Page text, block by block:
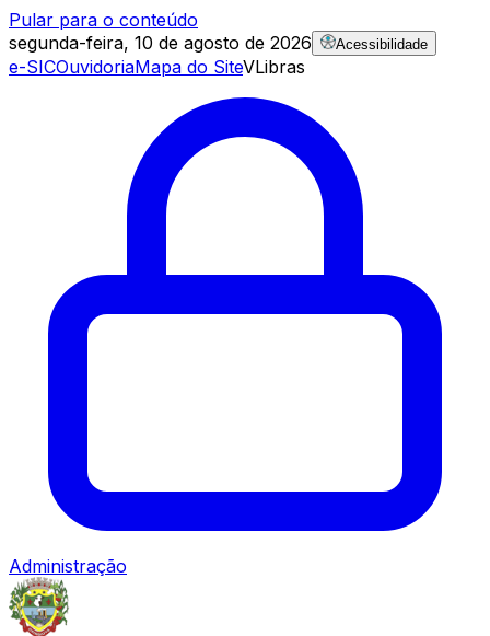
Pular para o conteúdo
segunda-feira, 10 de agosto de 2026
Acessibilidade
e-SICOuvidoriaMapa do SiteVLibras
Administração